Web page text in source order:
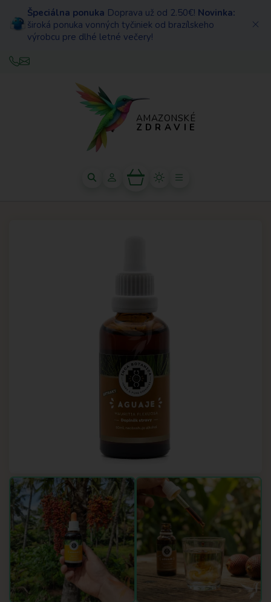
Špeciálna ponuka Doprava už od 2.50€! Novinka:
široká ponuka vonných tyčiniek od brazílskeho
výrobcu pre dlhé letné večery!
AMAZONSKÉ
ZDRAVIE